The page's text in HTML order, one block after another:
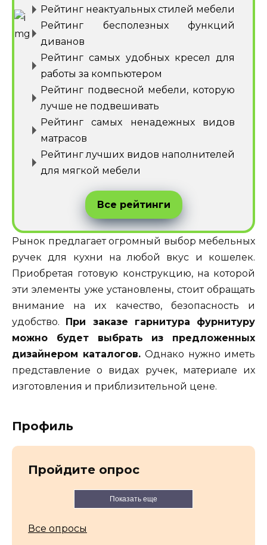
Рейтинг неактуальных стилей мебели
Рейтинг бесполезных функций
диванов
Рейтинг самых удобных кресел для
работы за компьютером
Рейтинг подвесной мебели, которую
лучше не подвешивать
Рейтинг самых ненадежных видов
матрасов
Рейтинг лучших видов наполнителей
для мягкой мебели
Все рейтинги
Рынок предлагает огромный выбор мебельных
ручек для кухни на любой вкус и кошелек.
Приобретая готовую конструкцию, на которой
эти элементы уже установлены, стоит обращать
внимание на их качество, безопасность и
удобство.
При заказе гарнитура фурнитуру
можно будет выбрать из предложенных
дизайнером каталогов. Однако нужно иметь
представление о видах ручек, материале их
изготовления и приблизительной цене.
Профиль
Пройдите опрос
Показать еще
Все опросы